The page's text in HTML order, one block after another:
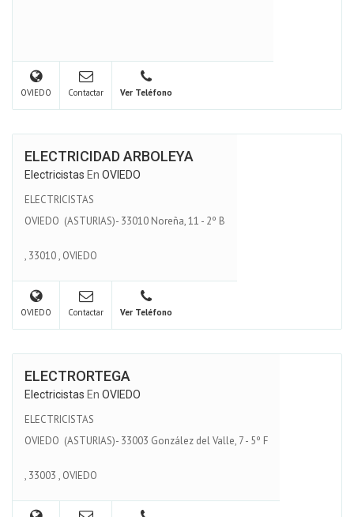
OVIEDO Contactar Ver Teléfono
ELECTRICIDAD ARBOLEYA
Electricistas En OVIEDO
ELECTRICISTAS
OVIEDO (ASTURIAS)- 33010 Noreña, 11 - 2º B
, 33010, OVIEDO
OVIEDO Contactar Ver Teléfono
ELECTRORTEGA
Electricistas En OVIEDO
ELECTRICISTAS
OVIEDO (ASTURIAS)- 33003 González del Valle, 7 - 5º F
, 33003 , OVIEDO